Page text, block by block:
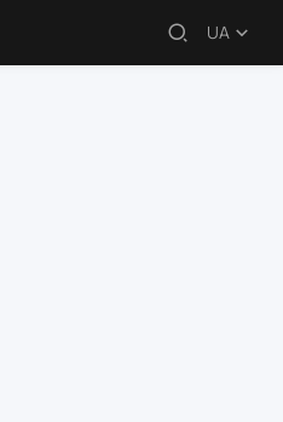
UA